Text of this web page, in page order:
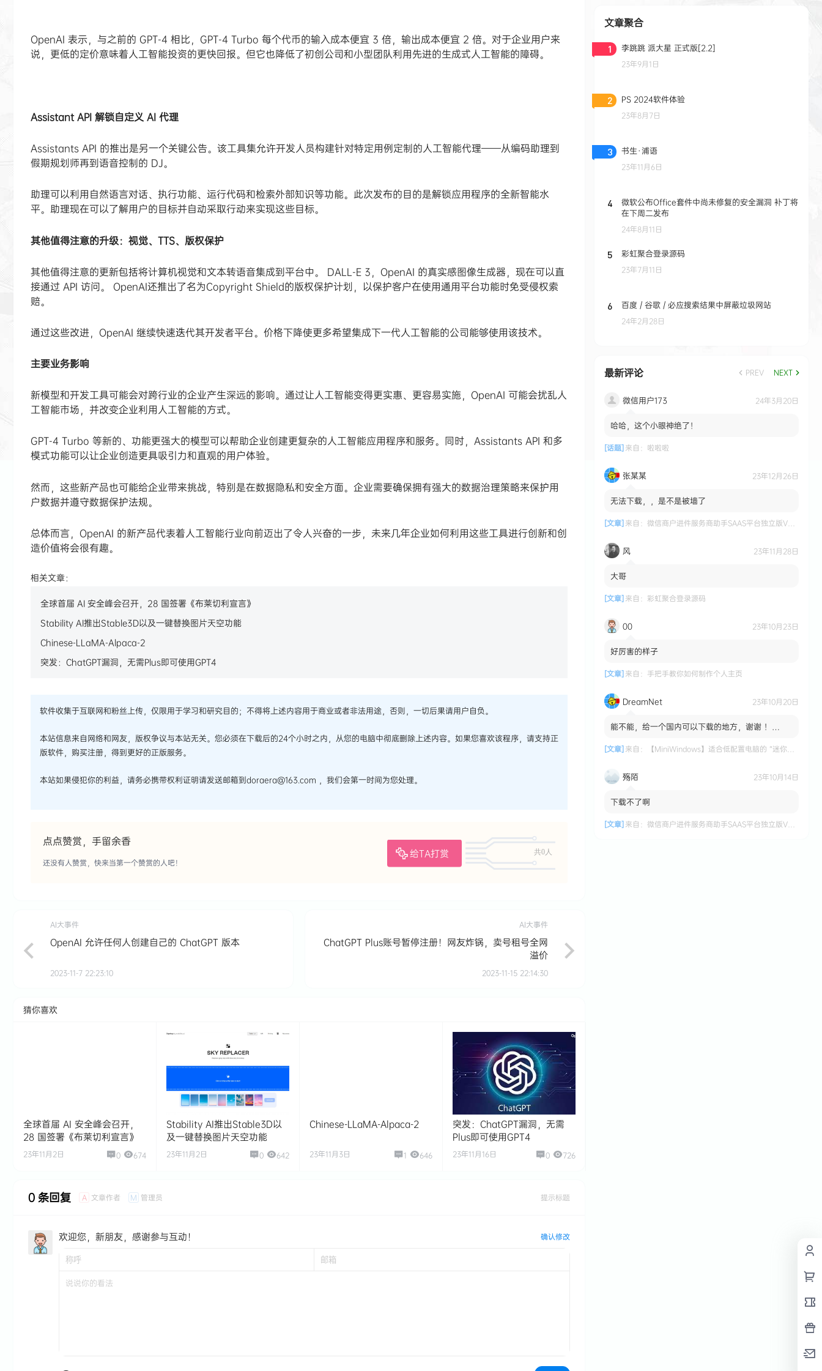
OpenAI 表示，与之前的 GPT-4 相比，GPT-4 Turbo 每个代币的输入成本便宜 3 倍，输出成本便宜 2 倍。对于企业用户来
说，更低的定价意味着人工智能投资的更快回报。但它也降低了初创公司和小型团队利用先进的生成式人工智能的障碍。
Assistant API 解锁自定义 AI 代理
Assistants API 的推出是另一个关键公告。该工具集允许开发人员构建针对特定用例定制的人工智能代理——从编码助理到
假期规划师再到语音控制的 DJ。
助理可以利用自然语言对话、执行功能、运行代码和检索外部知识等功能。此次发布的目的是解锁应用程序的全新智能水
平。助理现在可以了解用户的目标并自动采取行动来实现这些目标。
其他值得注意的升级：视觉、TTS、版权保护
其他值得注意的更新包括将计算机视觉和文本转语音集成到平台中。 DALL-E 3，OpenAI 的真实感图像生成器，现在可以直
接通过 API 访问。 OpenAI还推出了名为Copyright Shield的版权保护计划，以保护客户在使用通用平台功能时免受侵权索
赔。
通过这些改进，OpenAI 继续快速迭代其开发者平台。价格下降使更多希望集成下一代人工智能的公司能够使用该技术。
主要业务影响
新模型和开发工具可能会对跨行业的企业产生深远的影响。通过让人工智能变得更实惠、更容易实施，OpenAI 可能会扰乱人
工智能市场，并改变企业利用人工智能的方式。
GPT-4 Turbo 等新的、功能更强大的模型可以帮助企业创建更复杂的人工智能应用程序和服务。同时，Assistants API 和多
模式功能可以让企业创造更具吸引力和直观的用户体验。
然而，这些新产品也可能给企业带来挑战，特别是在数据隐私和安全方面。企业需要确保拥有强大的数据治理策略来保护用
户数据并遵守数据保护法规。
总体而言，OpenAI 的新产品代表着人工智能行业向前迈出了令人兴奋的一步，未来几年企业如何利用这些工具进行创新和创
造价值将会很有趣。
相关文章：
全球首届 AI 安全峰会召开，28 国签署《布莱切利宣言》
Stability AI推出Stable3D以及一键替换图片天空功能
Chinese-LLaMA-Alpaca-2
突发：ChatGPT漏洞，无需Plus即可使用GPT4
软件收集于互联网和粉丝上传，仅限用于学习和研究目的；不得将上述内容用于商业或者非法用途，否则，一切后果请用户自负。
本站信息来自网络和网友，版权争议与本站无关。您必须在下载后的24个小时之内，从您的电脑中彻底删除上述内容。如果您喜欢该程序，请支持正
版软件，购买注册，得到更好的正版服务。
本站如果侵犯你的利益，请务必携带权利证明请发送邮箱到doraera@163.com ，我们会第一时间为您处理。
点点赞赏，手留余香
给TA打赏 共0人
还没有人赞赏，快来当第一个赞赏的人吧！
AI大事件
OpenAI 允许任何人创建自己的 ChatGPT 版本
2023-11-7 22:23:10
AI大事件
ChatGPT Plus账号暂停注册！网友炸锅，卖号租号全网
溢价
2023-11-15 22:14:30
猜你喜欢
全球首届 AI 安全峰会召开，
28 国签署《布莱切利宣言》
23年11月2日 0 674
Stability AI推出Stable3D以
及一键替换图片天空功能
23年11月2日 0 642
Chinese-LLaMA-Alpaca-2
23年11月3日 1 646
突发：ChatGPT漏洞，无需
Plus即可使用GPT4
23年11月16日 0 726
0 条回复 A 文章作者 M 管理员 提示标题
欢迎您，新朋友，感谢参与互动！ 确认修改
文章聚合
1 李跳跳 派大星 正式版[2.2]
23年9月1日
2 PS 2024软件体验
23年8月7日
3 书生·浦语
23年11月6日
4
微软公布Office套件中尚未修复的安全漏洞 补丁将
在下周二发布
24年8月11日
5 彩虹聚合登录源码
23年7月11日
6 百度 / 谷歌 / 必应搜索结果中屏蔽垃圾网站
24年2月28日
最新评论 PREV NEXT
微信用户173 24年3月20日
哈哈，这个小眼神绝了！
[话题]来自： 啦啦啦
张某某 23年12月26日
无法下载，，是不是被墙了
[文章]来自： 微信商户进件服务商助手SAAS平台独立版V3.0.3 +小程序前端修复版
风 23年11月28日
大哥
[文章]来自： 彩虹聚合登录源码
00 23年10月23日
好厉害的样子
[文章]来自： 手把手教你如何制作个人主页
DreamNet 23年10月20日
能不能，给一个国内可以下载的地方，谢谢 ！
Windows 系统 国内...
[文章]来自： 【MiniWindows】适合低配置电脑的 “迷你版” Windows 系统
殇陌 23年10月14日
下载不了啊
[文章]来自： 微信商户进件服务商助手SAAS平台独立版V3.0.3 +小程序前端修复版